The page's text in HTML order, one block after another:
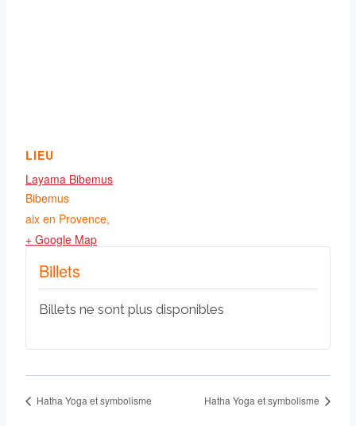
LIEU
Layama Bibemus
Bibemus
aix en Provence,
+ Google Map
Billets
Billets ne sont plus disponibles
Hatha Yoga et symbolisme Hatha Yoga et symbolisme